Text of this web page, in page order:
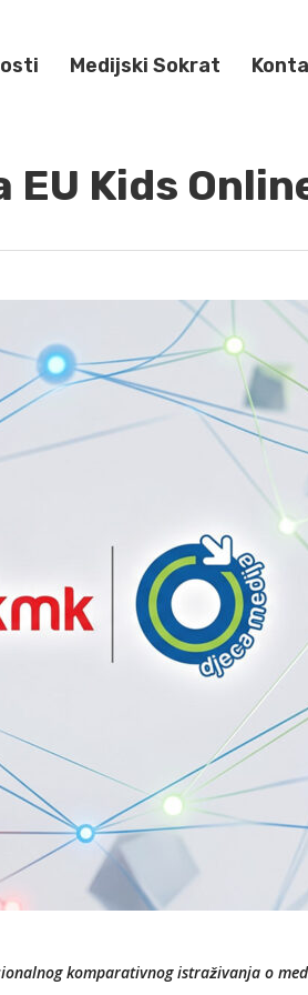
Medijski Sokrat
Kids
komparativnog istraživanja o